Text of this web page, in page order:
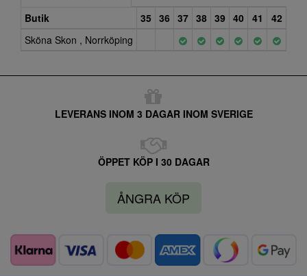
Butik
35 36 37 38 39 40 41
42
Sköna Skon , Norrköping
LEVERANS INOM 3 DAGAR INOM SVERIGE
ÖPPET KÖP I 30 DAGAR
ÅNGRA KÖP